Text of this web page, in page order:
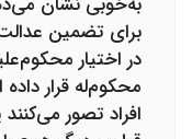
برای تضمین
در اختیار
محکوم‌له قرار
افراد تصور